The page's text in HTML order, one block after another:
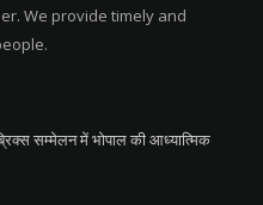
We provide timely and
सम्मेलन में भोपाल की आध्यात्मिक